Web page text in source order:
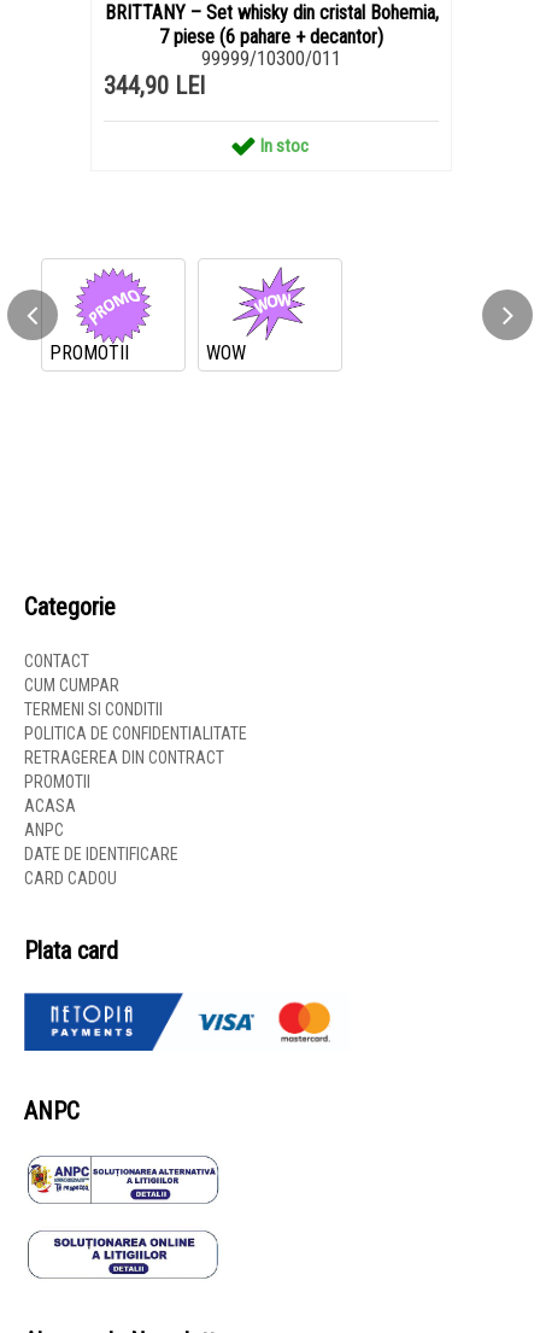
BRITTANY – Set whisky din cristal Bohemia,
7 piese (6 pahare + decantor)
99999/10300/011
344,90 LEI
In stoc
PROMOTII WOW
Categorie
CONTACT
CUM CUMPAR
TERMENI SI CONDITII
POLITICA DE CONFIDENTIALITATE
RETRAGEREA DIN CONTRACT
PROMOTII
ACASA
ANPC
DATE DE IDENTIFICARE
CARD CADOU
Plata card
ANPC